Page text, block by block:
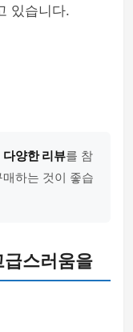
있습니다.
다양한 리뷰를 참
하는 것이 좋습
스러움을